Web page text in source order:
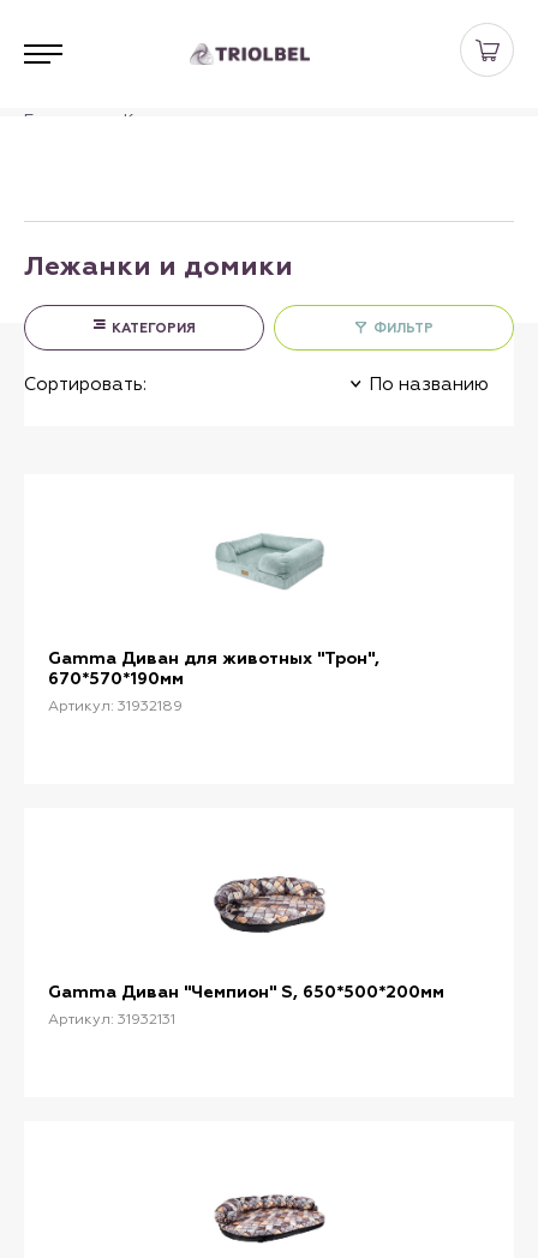
Главная
Каталог
Лежанки и домики
КАТЕГОРИЯ ФИЛЬТР
Сортировать: По названию
Gamma Диван для животных "Трон",
670*570*190мм
Артикул: 31932189
Gamma Диван "Чемпион" S, 650*500*200мм
Артикул: 31932131